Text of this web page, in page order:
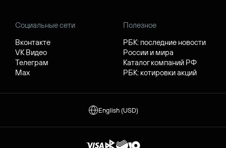
Социальные сети
Вконтакте
VK Видео
Телеграм
Max
Полезное
РБК: последние новости
России и мира
Каталог компаний РФ
РБК: котировки акций
English (USD)